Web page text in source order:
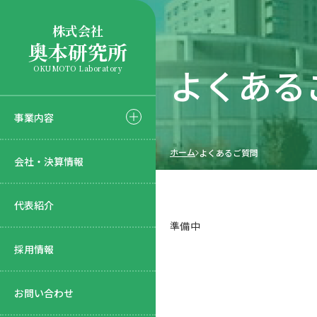
株式会社
奥本研究所
OKUMOTO Laboratory
事業内容
会社・決算情報
代表紹介
採用情報
お問い合わせ
よくあ
ホーム よくあるご質問
準備中